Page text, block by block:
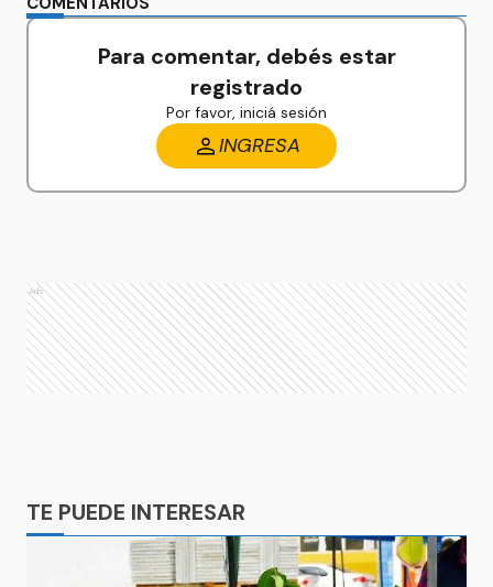
Para comentar, debés estar
registrado
Por favor, iniciá sesión
INGRESA
Ads
TE PUEDE INTERESAR